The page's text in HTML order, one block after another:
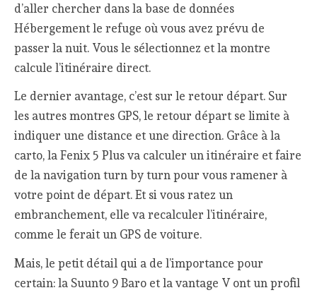
d’aller chercher dans la base de données
Hébergement le refuge où vous avez prévu de
passer la nuit. Vous le sélectionnez et la montre
calcule l’itinéraire direct.
Le dernier avantage, c’est sur le retour départ. Sur
les autres montres GPS, le retour départ se limite à
indiquer une distance et une direction. Grâce à la
carto, la Fenix 5 Plus va calculer un itinéraire et faire
de la navigation turn by turn pour vous ramener à
votre point de départ. Et si vous ratez un
embranchement, elle va recalculer l’itinéraire,
comme le ferait un GPS de voiture.
Mais, le petit détail qui a de l’importance pour
certain: la Suunto 9 Baro et la vantage V ont un profil